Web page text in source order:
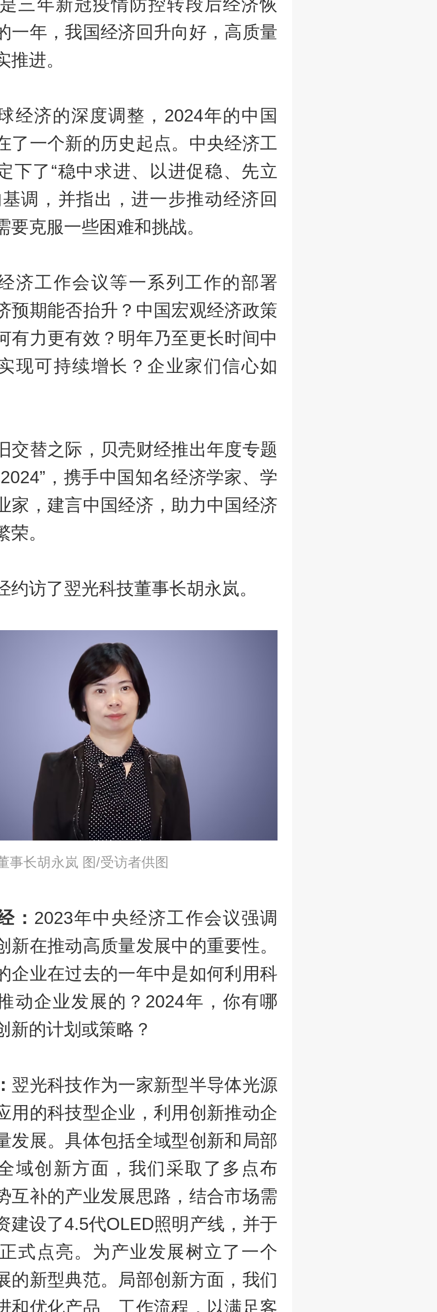
三年新冠疫情防控转段后经济恢
一年，我国经济回升向好，高质量
推进。
经济的深度调整，2024年的中国
了一个新的历史起点。中央经济工
下了“稳中求进、以进促稳、先立
调，并指出，进一步推动经济回
要克服一些困难和挑战。
济工作会议等一系列工作的部署
预期能否抬升？中国宏观经济政策
有力更有效？明年乃至更长时间中
现可持续增长？企业家们信心如
交替之际，贝壳财经推出年度专题
，携手中国知名经济学家、学
家，建言中国经济，助力中国经济
荣。
约访了翌光科技董事长胡永岚。
事长胡永岚 图/受访者供图
： 2023年中央经济工作会议强调
新在推动高质量发展中的重要性。
企业在过去的一年中是如何利用科
动企业发展的？2024年，你有哪
新的计划或策略？
翌光科技作为一家新型半导体光源
用的科技型企业，利用创新推动企
发展。具体包括全域型创新和局部
域创新方面，我们采取了多点布
互补的产业发展思路，结合市场需
建设了4.5代OLED照明产线，并于
式点亮。为产业发展树立了一个
的新型典范。局部创新方面，我们
和优化产品、工作流程，以满足客